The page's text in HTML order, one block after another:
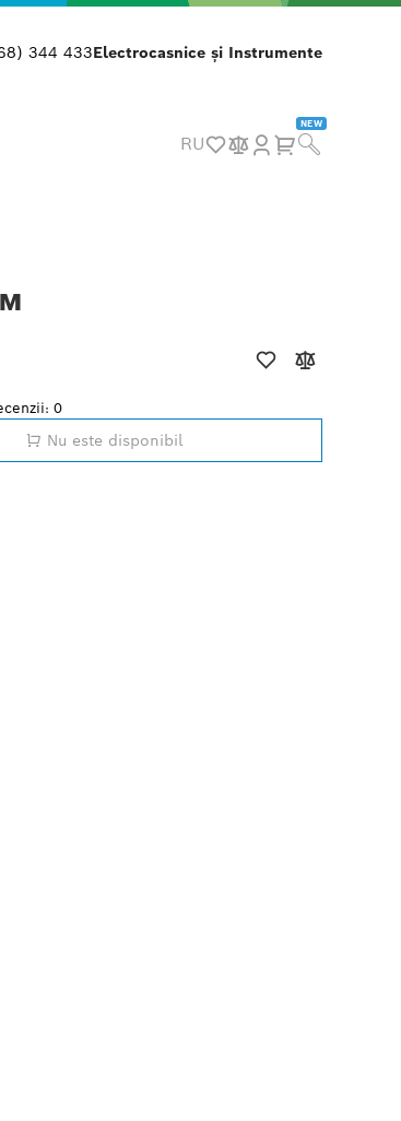
344 433Electrocasnice și Instrumente
RU
NEW
0
Nu este disponibil